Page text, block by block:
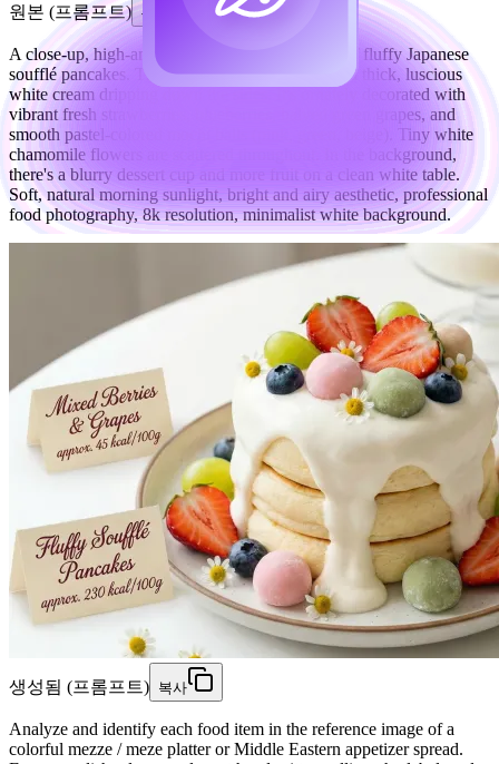
원본 (프롬프트) 복사
A close-up, high-angle shot of a towering stack of fluffy Japanese
soufflé pancakes. The pancakes are topped with a thick, luscious
white cream dripping down the sides. It's ornately decorated with
vibrant fresh strawberries, blueberries, halved green grapes, and
smooth pastel-colored mochi balls (pink, green, beige). Tiny white
chamomile flowers are scattered throughout. In the background,
there's a blurry dessert cup and more fruit on a clean white table.
Soft, natural morning sunlight, bright and airy aesthetic, professional
food photography, 8k resolution, minimalist white background.
생성됨 (프롬프트) 복사
Analyze and identify each food item in the reference image of a
colorful mezze / meze platter or Middle Eastern appetizer spread.